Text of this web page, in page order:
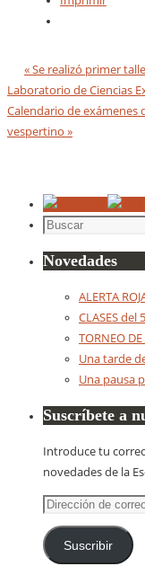
«Se realizó primer
Laboratorio de Ciencias
Calendario de
vespertino »
Buscar:
Novedades
ALERTA
CLASES del
TORNEO DE
Una tarde
Una pausa
Suscríbete a
Introduce tu
novedades de la
Dirección
de
correo
electrónico
Suscribir